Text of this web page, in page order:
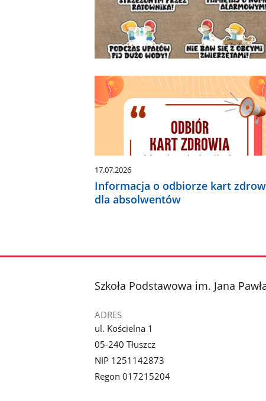
17.07.2026
Informacja o odbiorze kart
dla absolwentów
stopka
Szkoła Podstawowa im. Jana
ADRES
ul. Kościelna 1
05-240 Tłuszcz
NIP 1251142873
Regon 017215204